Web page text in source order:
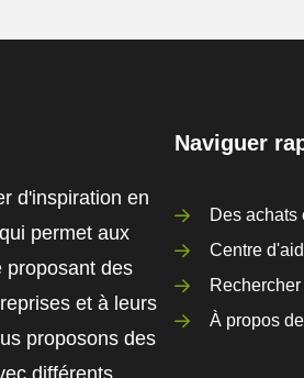
d'inspiration en
permet aux
proposant des
et à leurs
proposons des
différents
Naviguer
Des achats
Centre
À propos